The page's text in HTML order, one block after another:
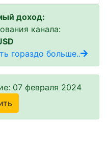
доход:
канала:
гораздо больше..
07 февраля 2024